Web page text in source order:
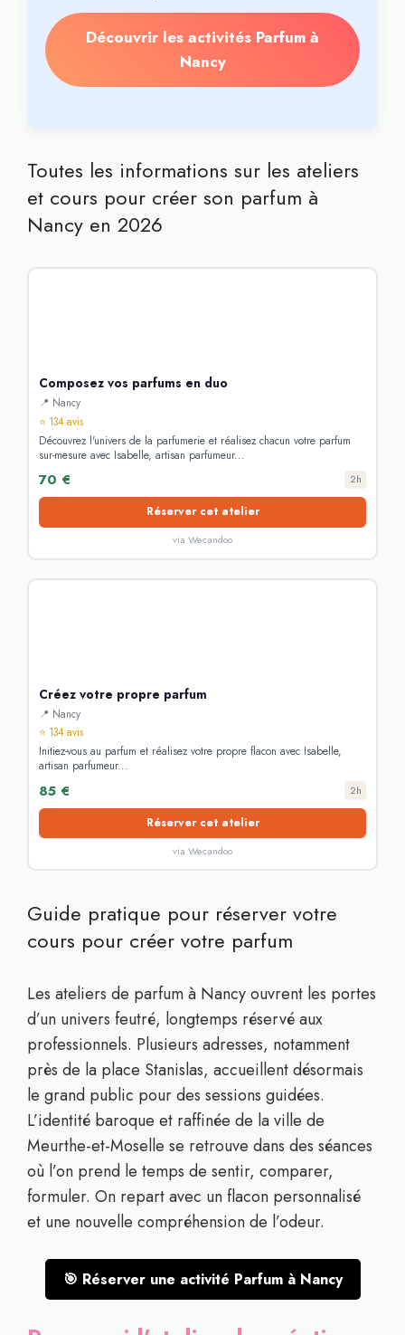
Découvrir les activités Parfum à
Nancy
Toutes les informations sur les ateliers
et cours pour créer son parfum à
Nancy en 2026
Composez vos parfums en duo
📍 Nancy
⭐ 134 avis
Découvrez l'univers de la parfumerie et réalisez chacun votre parfum
sur-mesure avec Isabelle, artisan parfumeur...
70 € 2h
Réserver cet atelier
via Wecandoo
Créez votre propre parfum
📍 Nancy
⭐ 134 avis
Initiez-vous au parfum et réalisez votre propre flacon avec Isabelle,
artisan parfumeur...
85 € 2h
Réserver cet atelier
via Wecandoo
Guide pratique pour réserver votre
cours pour créer votre parfum
Les ateliers de parfum à Nancy ouvrent les portes
d’un univers feutré, longtemps réservé aux
professionnels. Plusieurs adresses, notamment
près de la place Stanislas, accueillent désormais
le grand public pour des sessions guidées.
L’identité baroque et raffinée de la ville de
Meurthe-et-Moselle se retrouve dans des séances
où l’on prend le temps de sentir, comparer,
formuler. On repart avec un flacon personnalisé
et une nouvelle compréhension de l’odeur.
🎯 Réserver une activité Parfum à Nancy